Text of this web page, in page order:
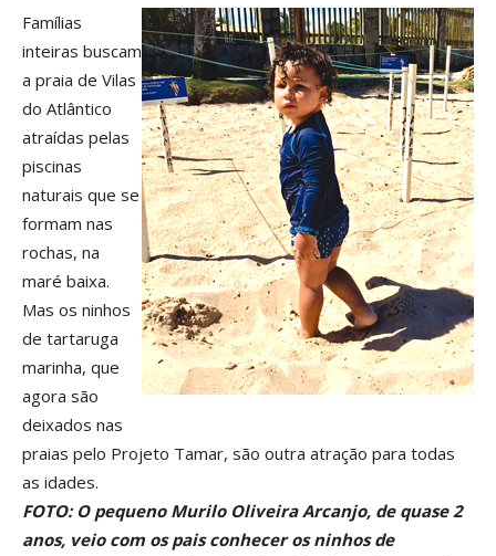
Famílias
inteiras buscam
a praia de Vilas
do Atlântico
atraídas pelas
piscinas
naturais que se
formam nas
rochas, na
maré baixa.
Mas os ninhos
de tartaruga
marinha, que
agora são
deixados nas
praias pelo Projeto Tamar, são outra atração para todas
as idades.
FOTO: O pequeno Murilo Oliveira Arcanjo, de quase 2
anos, veio com os pais conhecer os ninhos de